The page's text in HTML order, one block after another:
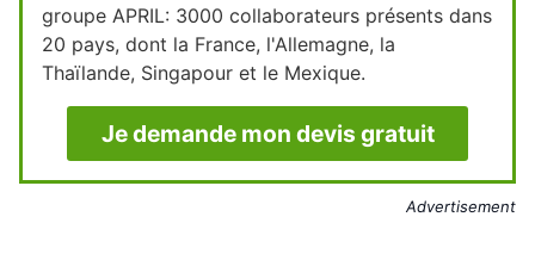
groupe APRIL: 3000 collaborateurs présents dans
20 pays, dont la France, l'Allemagne, la
Thaïlande, Singapour et le Mexique.
Je demande mon devis gratuit
Advertisement